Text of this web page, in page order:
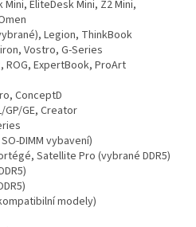
Mini, EliteDesk Mini, Z2 Mini,
Legion, ThinkBook
Vostro, G‑Series
ROG, ExpertBook, ProArt
ConceptD
GP/GE, Creator
vybavení)
Satellite Pro (vybrané DDR5)
kompatibilní modely)